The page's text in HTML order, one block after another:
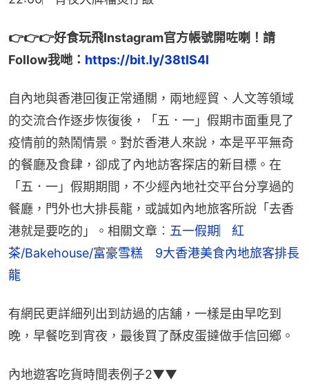
👉👉👉好食玩飛Instagram官方帳號開咗喇！請
Follow我哋： https://bit.ly/38tlS4l
自內地與香港回復正常通關，兩地經貿、人文等領域
的交流合作逐步恢復後，「五．一」假期市面重見了
疫情前的熱鬧情景。對於香港人來說，本是平平無奇
的餐廳及食肆，卻成了內地訪客探店的新目標。在
「五．一」假期期間，不少經內地社交平台分享過的
餐廳，門外也大排長龍，或誠如內地旅客所說「去香
港就是要吃的」。相關文章︰ 五一假期︳紅
茶/Bakehouse/富豪雪糕　9大香港美食內地旅客排長
龍
有網民更詳細列出到訪過的店舖，一樣是由早吃到
晚，早餐吃到宵夜，最後買了酥皮蛋撻做手信回鄉。
內地遊客吃貨時間表例子2▼▼